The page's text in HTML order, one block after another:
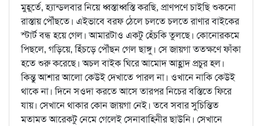
মুহূর্তে, হ্যান্ডলবার নিয়ে ধ্বস্তাধ্বস্তি করছি, প্রাণপণে চাইছি শুকনো
রাস্তায় পৌঁছতে। এইভাবে বরফ ঠেলে চলতে চলতে রাণার বাইকের
স্টার্ট বন্ধ হয়ে গেল। আমারটাও একটু হেঁচকি তুলছে। কোনোরকমে
পিছলে, গড়িয়ে, হিঁচড়ে পৌঁছন গেল ছাঙ্গু। সে জায়গা ততক্ষণে ফাঁকা
হতে শুরু করেছে। অচল বাইক ঘিরে আমোদ আহ্লাদ প্রচুর হল।
কিন্তু আশার আলো কেউই দেখাতে পারল না। ওখানে নাকি কেউই
থাকে না। দিনে সওদা করতে আসে তারপর নিচের বস্তিতে ফিরে
যায়। সেখানে থাকার কোন জায়গা নেই। তবে সবার সুচিন্তিত
মতামত আরেকটু নেমে গেলেই সেনাবাহিনীর ছাউনি। সেখানে